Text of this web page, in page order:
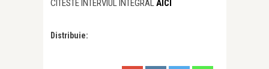
CITESTE INTERVIUL INTEGRALAICI
Distribuie: